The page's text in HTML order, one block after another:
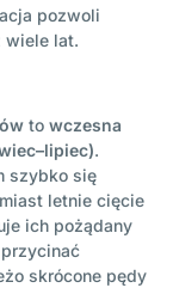
pozwoli
wiele lat.
to wczesna
.
szybko się
letnie cięcie
ich pożądany
skrócone pędy